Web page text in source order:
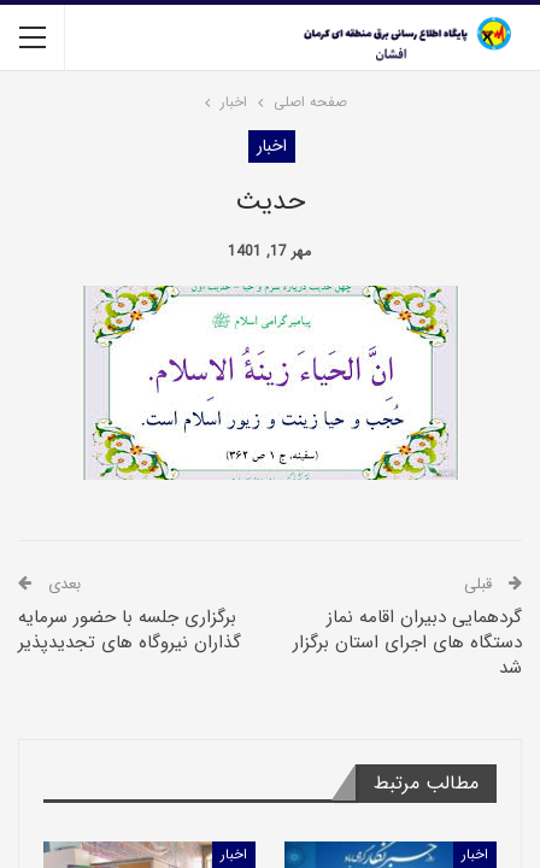
صفحه اصلی اخبار
اخبار
حدیث
مهر 17, 1401
قبلی
گردهمایی دبیران اقامه نماز
دستگاه های اجرای استان برگزار
شد
بعدی
برگزاری جلسه با حضور سرمایه
گذاران نیروگاه های تجدیدپذیر
مطالب مرتبط
اخبار اخبار